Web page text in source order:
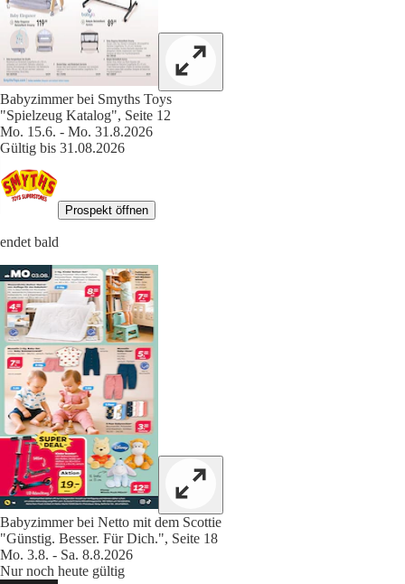
Babyzimmer bei Smyths Toys
"Spielzeug Katalog", Seite 12
Mo. 15.6. - Mo. 31.8.2026
Gültig bis 31.08.2026
Prospekt öffnen
endet bald
Babyzimmer bei Netto mit dem Scottie
"Günstig. Besser. Für Dich.", Seite 18
Mo. 3.8. - Sa. 8.8.2026
Nur noch heute gültig